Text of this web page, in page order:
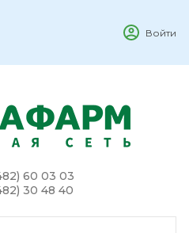
Войти
60 03 03
30 48 40